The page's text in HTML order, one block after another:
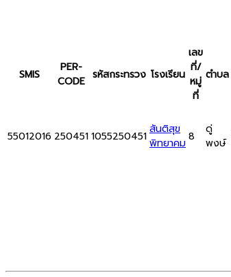
SMIS
PER-
CODE รหัสกระทรวง โรงเรียน
เลข
ที่/
หมู่
ที่
ตำบล
55012016 2504511055250451
สันติสุข
พิทยาคม8
ดู่
พงษ์